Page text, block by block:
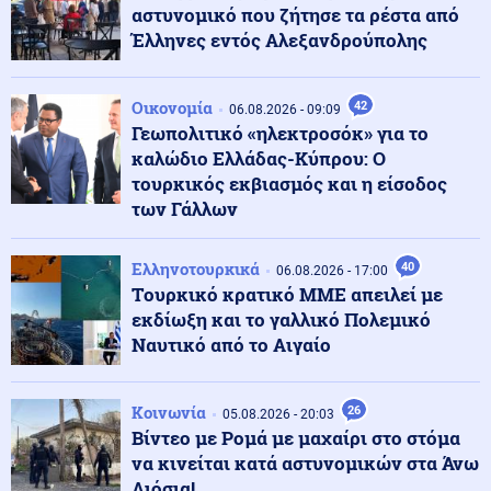
Ρωσία
Ρώσοι χάκερ βρήκαν απόρρητα έγγραφα – Το ΝΑΤΟ
χτυπάει απευθείας ρωσικό έδαφος
Οικονομία 07.08.2026 - 12:53
Διόρθωση στο Χρηματιστήριο Αθηνών μετά το υψηλό
Κοινωνία 07.08.2026 - 12:50
Το επίμονο βλέμμα του σκύλου σας: Τι προσπαθεί να
σας πει
Μέση Ανατολή
Ιράν: Στο «νεκροκρέβατο» ο Μοτζτάμπα Χαμενεΐ -
Οργιάζουν οι φήμες
αστυνομικό που ζήτησε τα ρέστα από
Έλληνες εντός Αλεξανδρούπολης
Οικονομία 06.08.2026 - 09:09 42
Γεωπολιτικό «ηλεκτροσόκ» για το
καλώδιο Ελλάδας-Κύπρου: Ο
τουρκικός εκβιασμός και η είσοδος
των Γάλλων
Ελληνοτουρκικά 06.08.2026 - 17:00 40
Tουρκικό κρατικό ΜΜΕ απειλεί με
εκδίωξη και το γαλλικό Πολεμικό
Ναυτικό από το Αιγαίο
Κοινωνία 05.08.2026 - 20:03 26
Βίντεο με Ρομά με μαχαίρι στο στόμα
να κινείται κατά αστυνομικών στα Άνω